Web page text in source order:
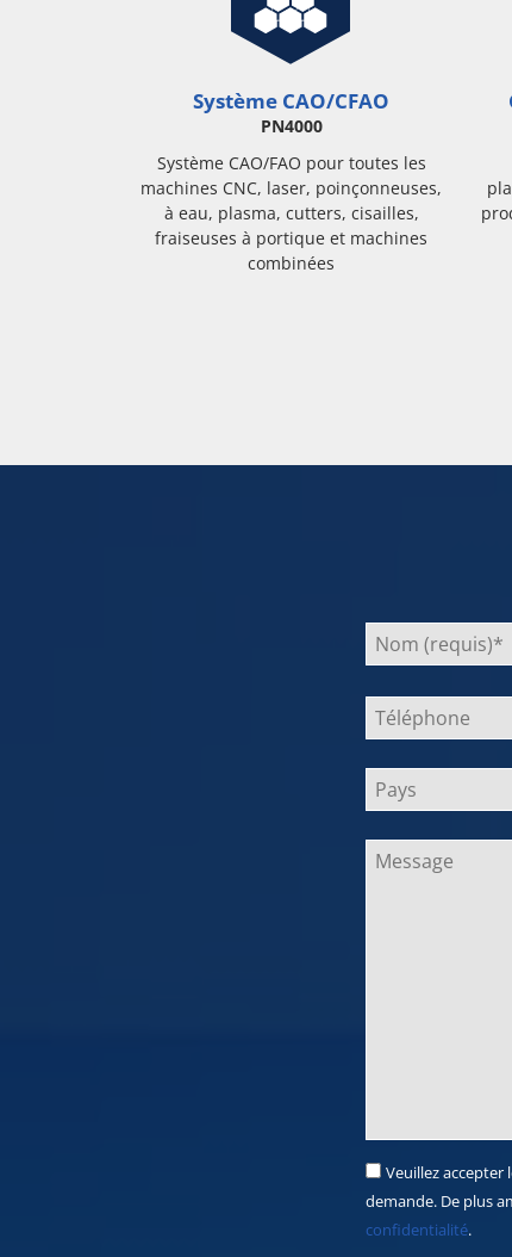
Système CAO/CFAO
PN4000
Système CAO/FAO pour toutes les
machines CNC, laser, poinçonneuses,
à eau, plasma, cutters, cisailles,
fraiseuses à portique et machines
combinées
Bitte
lasse
dieses
Feld
leer.
Veuillez
demande. De plus
confidentialité.